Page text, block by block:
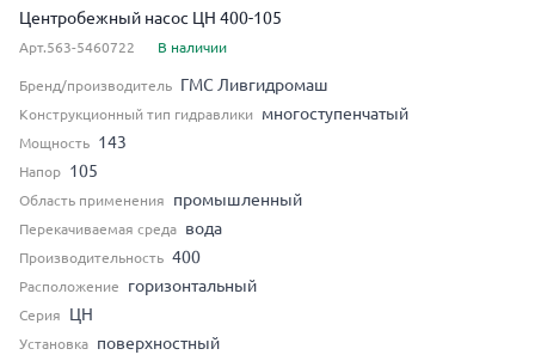
Центробежный насос ЦН 400-105
Арт.563-5460722 В наличии
Бренд/производитель ГМС Ливгидромаш
Конструкционный тип гидравлики многоступенчатый
Мощность 143
Напор 105
Область применения промышленный
Перекачиваемая среда вода
Производительность 400
Расположение горизонтальный
Серия ЦН
Установка поверхностный